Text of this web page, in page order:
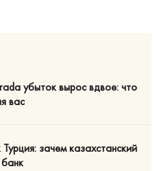
убыток вырос вдвое: что
вас
зачем казахстанский